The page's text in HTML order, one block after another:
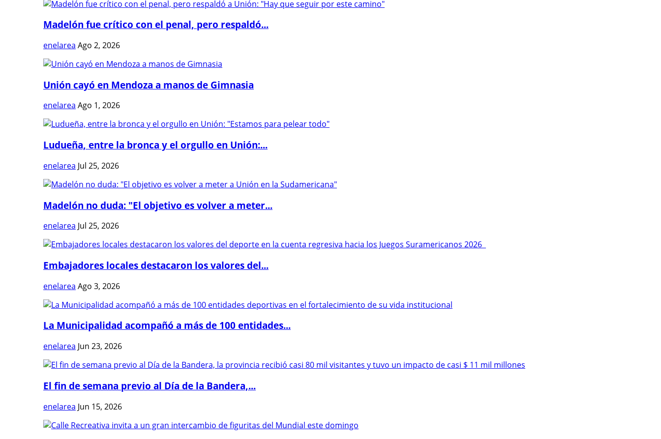
Madelón fue crítico con el penal, pero respaldó...
enelarea Ago 2, 2026
Unión cayó en Mendoza a manos de Gimnasia
enelarea Ago 1, 2026
Ludueña, entre la bronca y el orgullo en Unión:...
enelarea Jul 25, 2026
Madelón no duda: "El objetivo es volver a meter...
enelarea Jul 25, 2026
Embajadores locales destacaron los valores del...
enelarea Ago 3, 2026
La Municipalidad acompañó a más de 100 entidades...
enelarea Jun 23, 2026
El fin de semana previo al Día de la Bandera,...
enelarea Jun 15, 2026